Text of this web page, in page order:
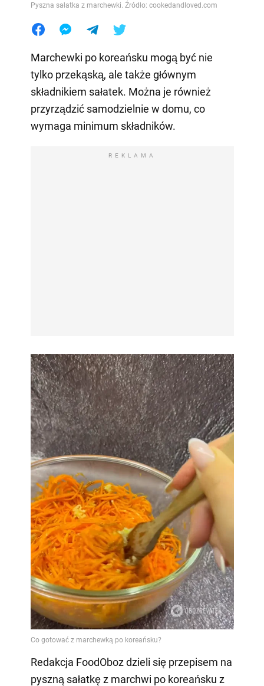
Pyszna sałatka z marchewki. Źródło: cookedandloved.com
Marchewki po koreańsku mogą być nie
tylko przekąską, ale także głównym
składnikiem sałatek. Można je również
przyrządzić samodzielnie w domu, co
wymaga minimum składników.
REKLAMA
Redakcja FoodOboz dzieli się przepisem na
pyszną sałatkę z marchwi po koreańsku z